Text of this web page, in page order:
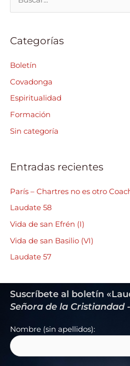
c
a
r
:
Categorías
Boletín
Covadonga
Espiritualidad
Formación
Sin categoría
Entradas recientes
París – Chartres no es otro
Laudate 58
Vida de san Efrén (I)
Vida de san Basilio (VI)
Laudate 57
Suscríbete al boletín
Señora de la Cristiandad
Nombre (sin apellidos):